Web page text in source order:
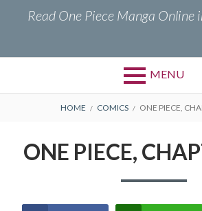
Read One Piece Manga
MENU
Primary
ONE PIECE
TERMS AND
BREADCRUMBS
HOME COMICS ONE PIECE,
ONE PIECE,